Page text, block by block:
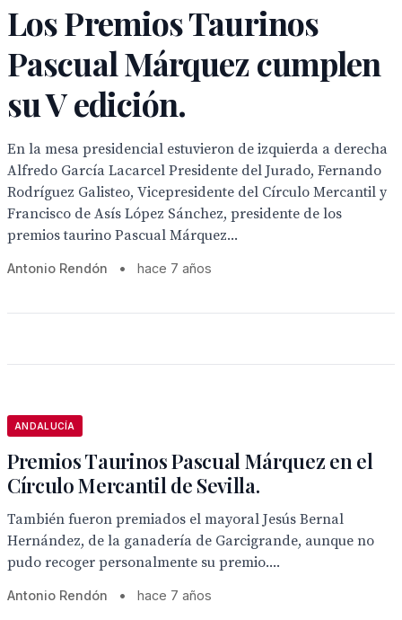
Los Premios Taurinos
Pascual Márquez cumplen
su V edición.
En la mesa presidencial estuvieron de izquierda a derecha
Alfredo García Lacarcel Presidente del Jurado, Fernando
Rodríguez Galisteo, Vicepresidente del Círculo Mercantil y
Francisco de Asís López Sánchez, presidente de los
premios taurino Pascual Márquez...
Antonio Rendón • hace 7 años
ANDALUCÍA
Premios Taurinos Pascual Márquez en el
Círculo Mercantil de Sevilla.
También fueron premiados el mayoral Jesús Bernal
Hernández, de la ganadería de Garcigrande, aunque no
pudo recoger personalmente su premio....
Antonio Rendón • hace 7 años